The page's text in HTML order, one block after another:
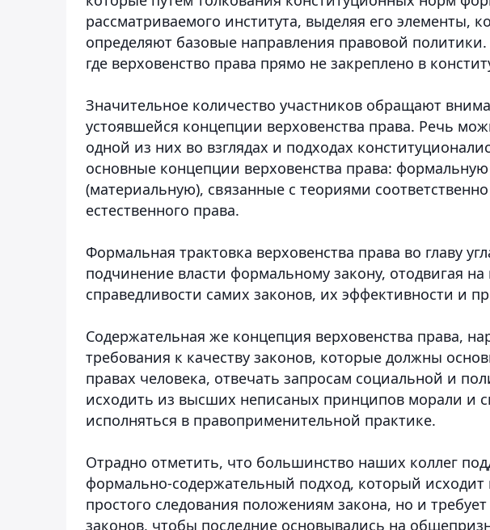
рассматриваемого института, выделяя его элементы,
определяют базовые направления правовой
где верховенство права прямо не закреплено в
Значительное количество участников обращают
устоявшейся концепции верховенства права. Речь
одной из них во взглядах и подходах
основные концепции верховенства права:
(материальную), связанные с теориями
естественного права.
Формальная трактовка верховенства права во главу
подчинение власти формальному закону, отодвигая
справедливости самих законов, их эффективности и
Содержательная же концепция верховенства права,
требования к качеству законов, которые должны
правах человека, отвечать запросам социальной и
исходить из высших неписаных принципов морали и
исполняться в правоприменительной практике.
Отрадно отметить, что большинство наших коллег
формально-содержательный подход, который исходит
простого следования положениям закона, но и
законов, чтобы последние основывались на